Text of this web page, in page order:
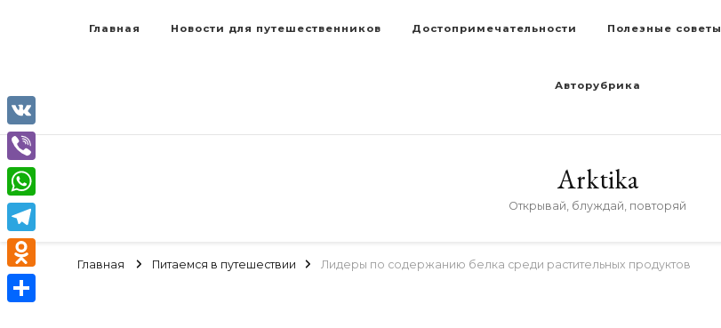
Главная Новости для путешественников Достопримечательности Полезные советы
Авторубрика
Arktika
Открывай, блуждай, повторяй
Главная Питаемся в путешествии Лидеры по содержанию белка среди растительных продуктов
VK
Viber
WhatsApp
Telegram
Odnoklassniki